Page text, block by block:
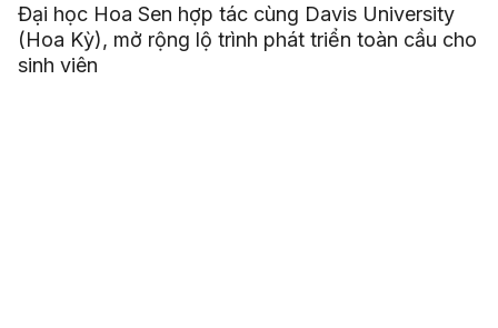
Đại học Hoa Sen hợp tác cùng Davis University
(Hoa Kỳ), mở rộng lộ trình phát triển toàn cầu cho
sinh viên